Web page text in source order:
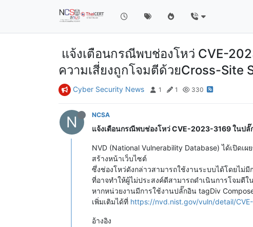
แจ้งเตือนกรณีพบช่องโหว่ CVE-
ความเสี่ยงถูกโจมตีด้วยCross-Site
Cyber Security News 1 1 330
N NCSA
แจ้งเตือนกรณีพบช่องโหว่ CVE-2023-3169 ในป
NVD (National Vulnerability Database) ได้เปิด
สร้างหน้าเว็บไซต์
ซึ่งช่องโหว่ดังกล่าวสามารถใช้งานระบบได้โดยไม่
ที่อาจทำให้ผู้ไม่ประสงค์ดีสามารถดำเนินการโจมตี
หากหน่วยงานมีการใช้งานปลั๊กอิน tagDiv
เพิ่มเติมได้ที่ https://nvd.nist.gov/vuln/detail/
อ้างอิง